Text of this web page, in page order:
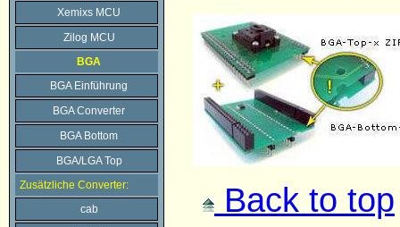
Xemixs MCU
Zilog MCU
BGA
BGA Einführung
BGA Converter
BGA Bottom
BGA/LGA Top
Zusätzliche Converter:
cab
Back to top